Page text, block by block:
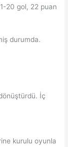
20 gol, 22 puan
durumda.
İç
kurulu oyunla